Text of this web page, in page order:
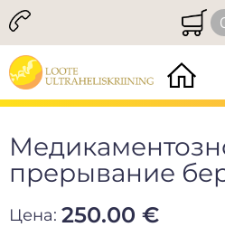
прерывание
Цена: 250.00 €